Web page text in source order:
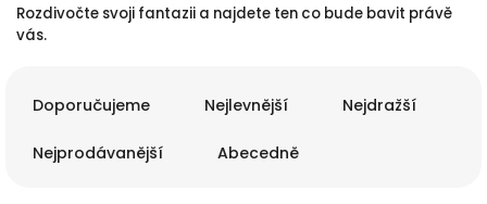
Rozdivočte svoji fantazii a najdete ten co bude bavit právě
vás.
Doporučujeme Nejlevnější Nejdražší
Nejprodávanější Abecedně